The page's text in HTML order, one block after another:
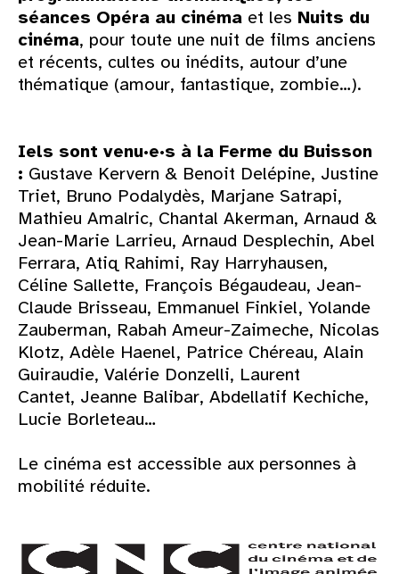
séances Opéra au cinéma et les Nuits du
cinéma, pour toute une nuit de films anciens
et récents, cultes ou inédits, autour d’une
thématique (amour, fantastique, zombie…).
Iels sont venu·e·s à la Ferme du Buisson
: Gustave Kervern & Benoit Delépine, Justine
Triet, Bruno Podalydès, Marjane Satrapi,
Mathieu Amalric, Chantal Akerman, Arnaud &
Jean-Marie Larrieu, Arnaud Desplechin, Abel
Ferrara, Atiq Rahimi, Ray Harryhausen,
Céline Sallette, François Bégaudeau, Jean-
Claude Brisseau, Emmanuel Finkiel, Yolande
Zauberman, Rabah Ameur-Zaimeche, Nicolas
Klotz, Adèle Haenel, Patrice Chéreau, Alain
Guiraudie, Valérie Donzelli, Laurent
Cantet, Jeanne Balibar, Abdellatif Kechiche,
Lucie Borleteau…
Le cinéma est accessible aux personnes à
mobilité réduite.